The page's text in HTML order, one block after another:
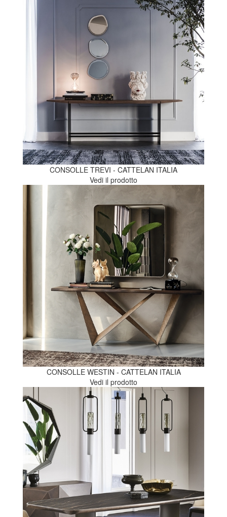
CONSOLLE TREVI - CATTELAN ITALIA
Vedi il prodotto
CONSOLLE WESTIN - CATTELAN ITALIA
Vedi il prodotto